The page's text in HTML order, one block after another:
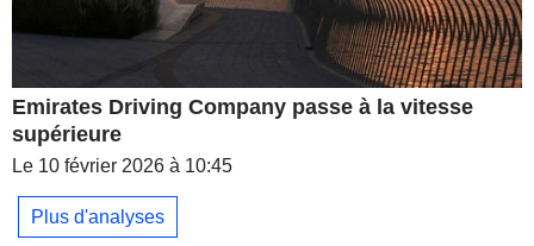
Emirates Driving Company passe à la vitesse
supérieure
Le 10 février 2026 à 10:45
Plus d'analyses